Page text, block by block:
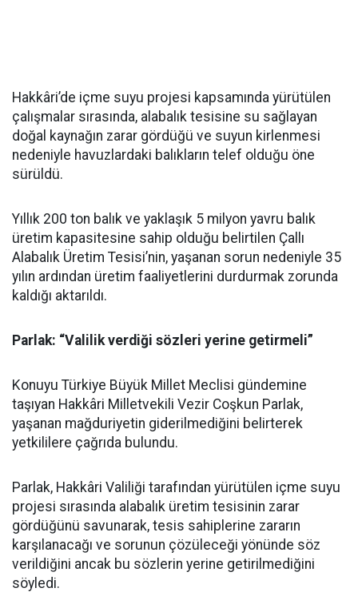
Hakkâri’de içme suyu projesi kapsamında yürütülen
çalışmalar sırasında, alabalık tesisine su sağlayan
doğal kaynağın zarar gördüğü ve suyun kirlenmesi
nedeniyle havuzlardaki balıkların telef olduğu öne
sürüldü.
Yıllık 200 ton balık ve yaklaşık 5 milyon yavru balık
üretim kapasitesine sahip olduğu belirtilen Çallı
Alabalık Üretim Tesisi’nin, yaşanan sorun nedeniyle 35
yılın ardından üretim faaliyetlerini durdurmak zorunda
kaldığı aktarıldı.
Parlak: “Valilik verdiği sözleri yerine getirmeli”
Konuyu Türkiye Büyük Millet Meclisi gündemine
taşıyan Hakkâri Milletvekili Vezir Coşkun Parlak,
yaşanan mağduriyetin giderilmediğini belirterek
yetkililere çağrıda bulundu.
Parlak, Hakkâri Valiliği tarafından yürütülen içme suyu
projesi sırasında alabalık üretim tesisinin zarar
gördüğünü savunarak, tesis sahiplerine zararın
karşılanacağı ve sorunun çözüleceği yönünde söz
verildiğini ancak bu sözlerin yerine getirilmediğini
söyledi.